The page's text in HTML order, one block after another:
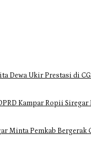
Dewa Ukir Prestasi di
Kampar Ropii
Minta Pemkab